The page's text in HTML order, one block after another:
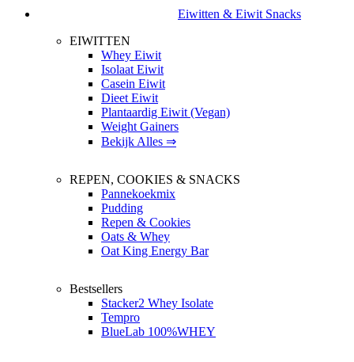
Eiwitten & Eiwit Snacks
EIWITTEN
Whey Eiwit
Isolaat Eiwit
Casein Eiwit
Dieet Eiwit
Plantaardig Eiwit (Vegan)
Weight Gainers
Bekijk Alles ⇒
REPEN, COOKIES & SNACKS
Pannekoekmix
Pudding
Repen & Cookies
Oats & Whey
Oat King Energy Bar
Bestsellers
Stacker2 Whey Isolate
Tempro
BlueLab 100%WHEY